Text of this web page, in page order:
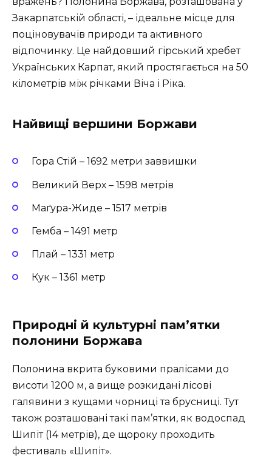
Закарпатській області, – ідеальне місце для
поціновувачів природи та активного
відпочинку. Це найдовший гірський хребет
Українських Карпат, який простягається на 50
кілометрів між річками Віча і Ріка.
Найвищі вершини Боржави
Гора Стій – 1692 метри заввишки
Великий Верх – 1598 метрів
Маґура-Жиде – 1517 метрів
Гемба – 1491 метр
Плай – 1331 метр
Кук – 1361 метр
Природні й культурні пам’ятки
полонини Боржава
Полонина вкрита буковими пралісами до
висоти 1200 м, а вище розкидані лісові
галявини з кущами чорниці та брусниці. Тут
також розташовані такі пам’ятки, як водоспад
Шипіт (14 метрів), де щороку проходить
фестиваль «Шипіт».